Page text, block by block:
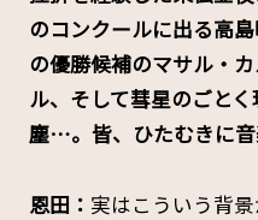
のコンクールに出る高
の優勝候補のマサル・
ル、そして彗星のごと
塵…。皆、ひたむきに音
恩田： 実はこういう背